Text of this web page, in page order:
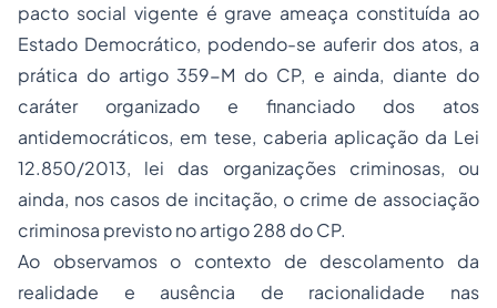
pacto social vigente é grave ameaça constituída ao
Estado Democrático, podendo-se auferir dos atos, a
prática do artigo 359-M do CP, e ainda, diante do
caráter organizado e financiado dos atos
antidemocráticos, em tese, caberia aplicação da Lei
12.850/2013, lei das organizações criminosas, ou
ainda, nos casos de incitação, o crime de associação
criminosa previsto no artigo 288 do CP.
Ao observamos o contexto de descolamento da
realidade e ausência de racionalidade nas